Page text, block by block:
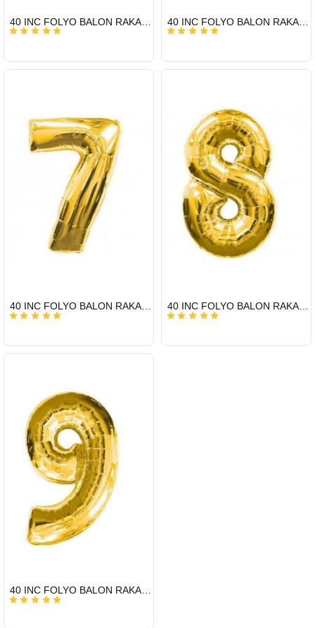
GÖNDERİ
GÖNDERİ
40 INC FOLYO BALON RAKAM ALTIN 6
GÖNDERİ
GÖNDERİ
40 INC FOLYO BALON RAKAM ALTIN 8
HIZLI
GÖNDERİ
40 INC FOLYO BALON RAKAM ALTIN 9